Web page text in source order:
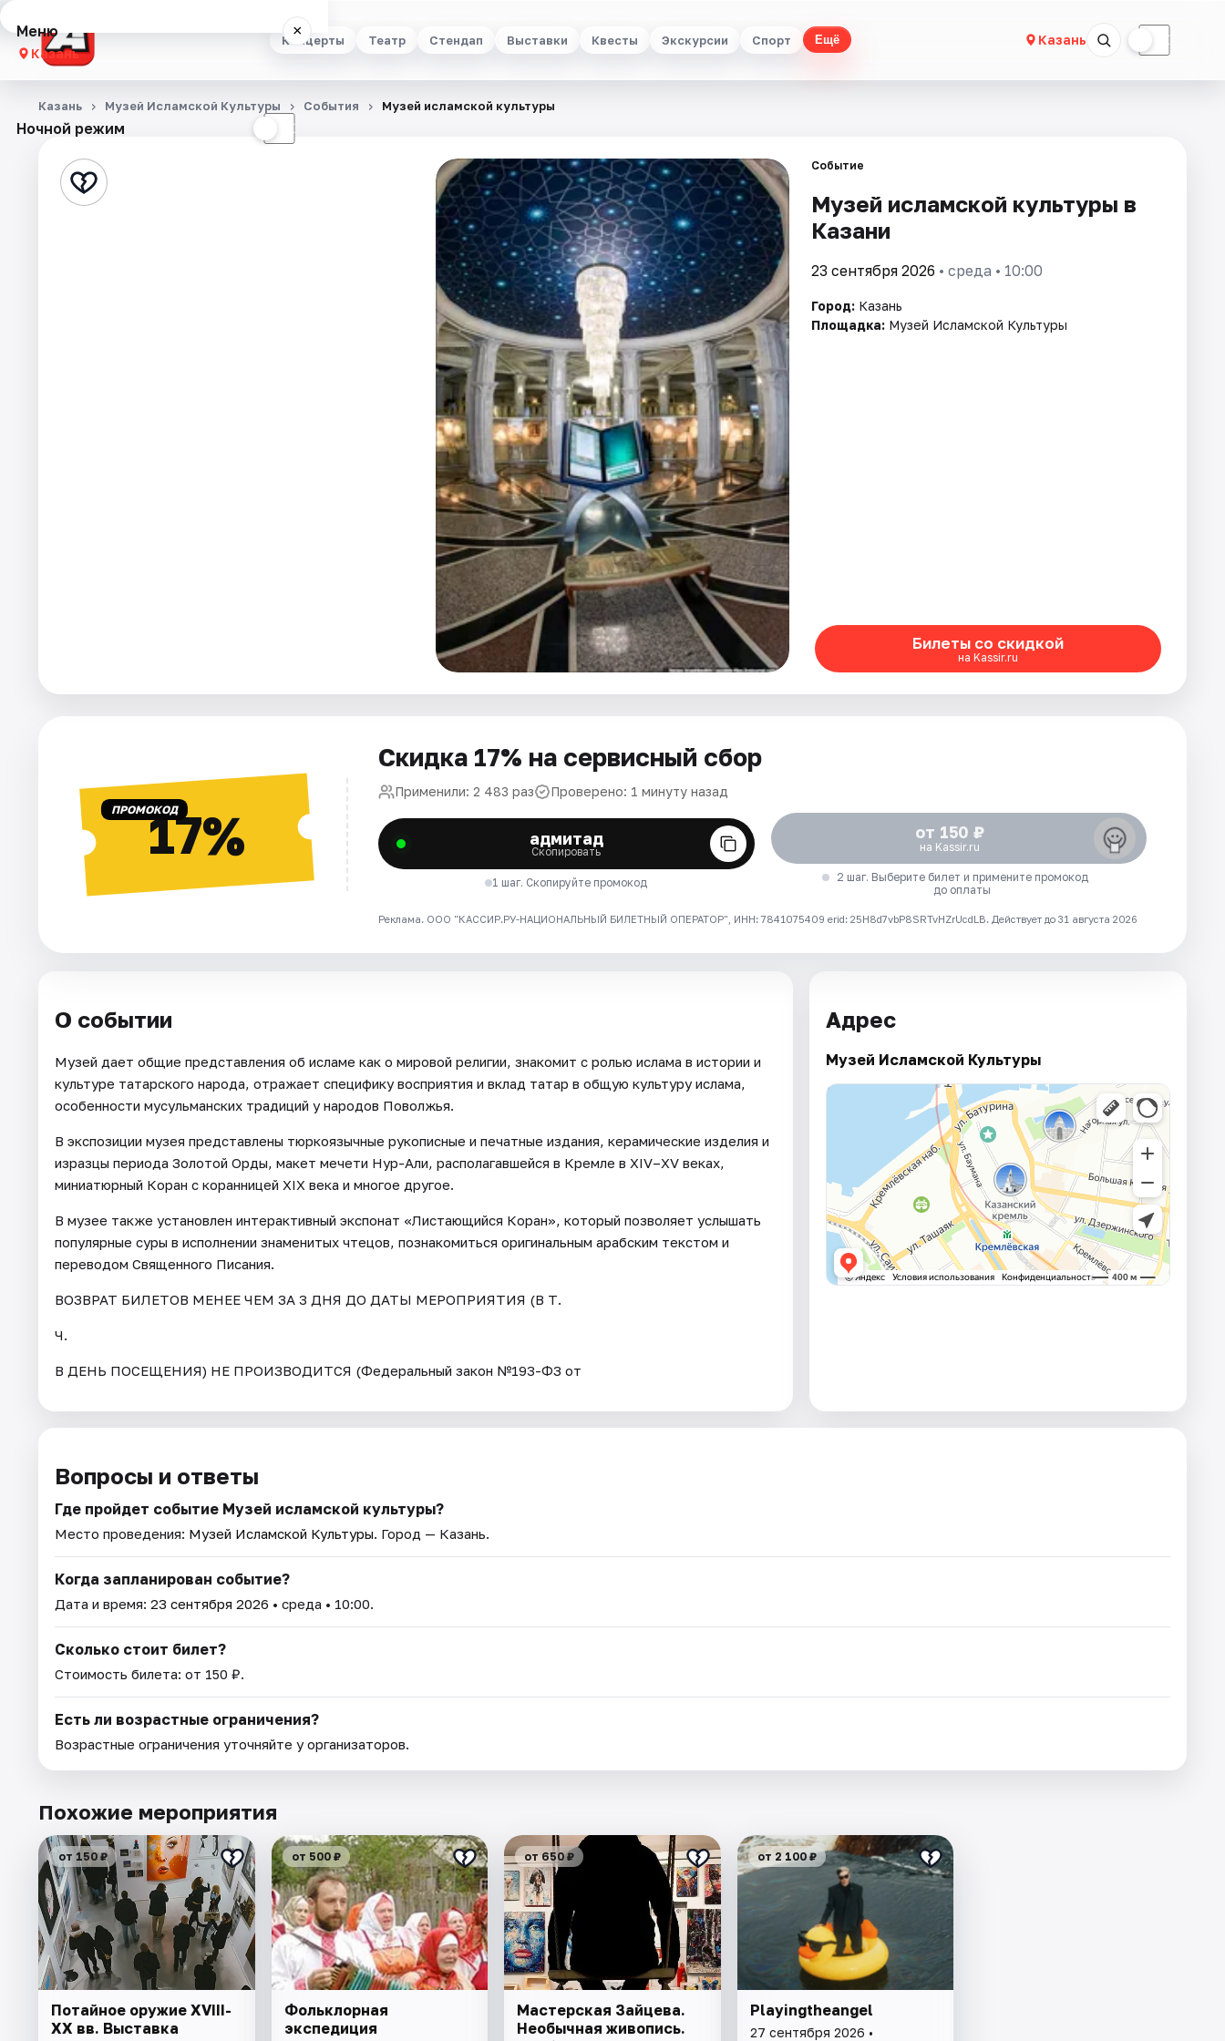
Концерты Театр Стендап Выставки Квесты Экскурсии Спорт Ещё Казань ☾
Меню ×
Казань
Концерты
Стендап
Ночной режим ☾
Казань Музей Исламской Культуры События Музей исламской культуры
Событие
Музей исламской культуры в
Казани
23 сентября 2026 • среда • 10:00
Город: Казань
Площадка: Музей Исламской Культуры
Билеты со скидкой
на Kassir.ru
ПРОМОКОД17%
Скидка 17% на сервисный сбор
Применили: 2 483 раз Проверено: 1 минуту назад
адмитад
Скопировать
1 шаг. Скопируйте промокод
от 150 ₽
на Kassir.ru
2 шаг. Выберите билет и примените промокод
до оплаты
Реклама. ООО "КАССИР.РУ-НАЦИОНАЛЬНЫЙ БИЛЕТНЫЙ ОПЕРАТОР", ИНН: 7841075409 erid: 25H8d7vbP8SRTvHZrUcdLB. Действует до 31 августа 2026
О событии
Музей дает общие представления об исламе как о мировой религии, знакомит с ролью ислама в истории и
культуре татарского народа, отражает специфику восприятия и вклад татар в общую культуру ислама,
особенности мусульманских традиций у народов Поволжья.
В экспозиции музея представлены тюркоязычные рукописные и печатные издания, керамические изделия и
изразцы периода Золотой Орды, макет мечети Нур-Али, располагавшейся в Кремле в XIV–XV веках,
миниатюрный Коран с коранницей XIX века и многое другое.
В музее также установлен интерактивный экспонат «Листающийся Коран», который позволяет услышать
популярные суры в исполнении знаменитых чтецов, познакомиться оригинальным арабским текстом и
переводом Священного Писания.
ВОЗВРАТ БИЛЕТОВ МЕНЕЕ ЧЕМ ЗА 3 ДНЯ ДО ДАТЫ МЕРОПРИЯТИЯ (В Т.
Ч.
В ДЕНЬ ПОСЕЩЕНИЯ) НЕ ПРОИЗВОДИТСЯ (Федеральный закон №193-ФЗ от
Адрес
Музей Исламской Культуры
Вопросы и ответы
Где пройдет событие Музей исламской культуры?
Место проведения: Музей Исламской Культуры. Город — Казань.
Когда запланирован событие?
Дата и время: 23 сентября 2026 • среда • 10:00.
Сколько стоит билет?
Стоимость билета: от 150 ₽.
Есть ли возрастные ограничения?
Возрастные ограничения уточняйте у организаторов.
Похожие мероприятия
от 150 ₽
Потайное оружие XVIII-
XX вв. Выставка
от 500 ₽
Фольклорная
экспедиция
от 650 ₽
Мастерская Зайцева.
Необычная живопись.
от 2 100 ₽
Playingtheangel
27 сентября 2026 •